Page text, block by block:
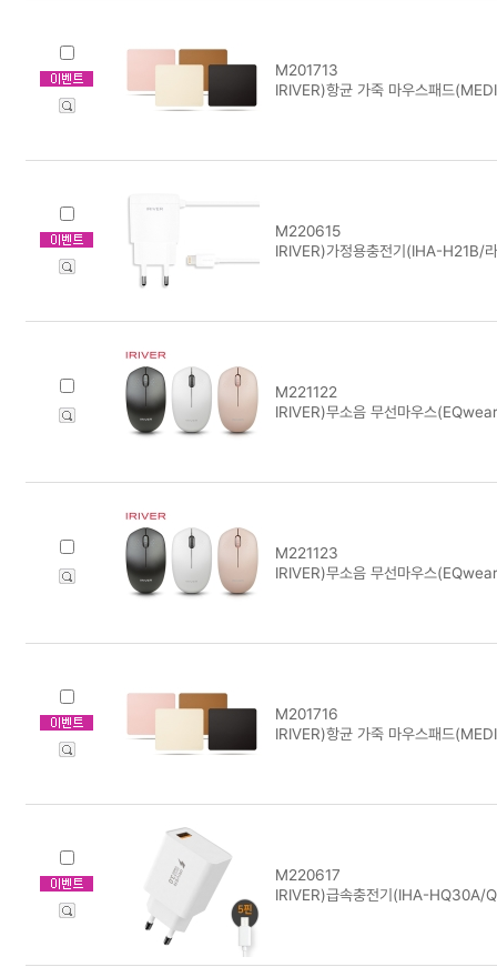
M201713
IRIVER)항균 가죽 마우스패드
M220615
IRIVER)가정용충전기(IHA-H21B/
M221122
IRIVER)무소음 무선마우스
M221123
IRIVER)무소음 무선마우스
M201716
IRIVER)항균 가죽 마우스패드
M220617
IRIVER)급속충전기(IHA-